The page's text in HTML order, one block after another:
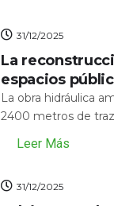
31/12/2025
La
espacios
La obra hidráulica
2400 metros de
Leer Más
31/12/2025